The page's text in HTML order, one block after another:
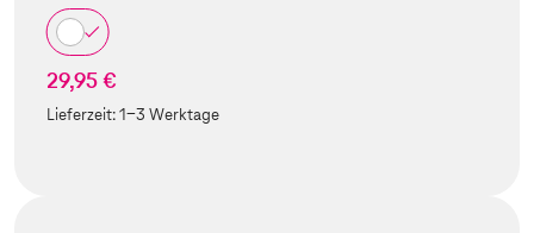
29,95 €
Lieferzeit:1-3 Werktage